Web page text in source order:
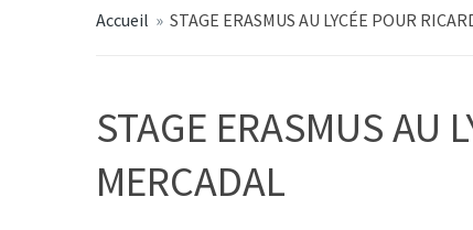
Accueil » STAGE ERASMUS AU LYCÉE POUR
STAGE ERASMUS AU
MERCADAL